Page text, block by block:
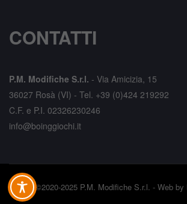
CONTATTI
P.M. Modifiche S.r.l. - Via Amicizia, 15
36027 Rosà (VI) - Tel. +39 (0)424 219292
C.F. e P.I. 02326230246
info@boinggiochi.it
©2020-2025 P.M. Modifiche S.r.l. - Web by